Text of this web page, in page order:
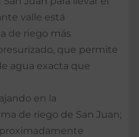
valle está
de riego más
que permite
agua exacta que
en la
de riego de San Juan;